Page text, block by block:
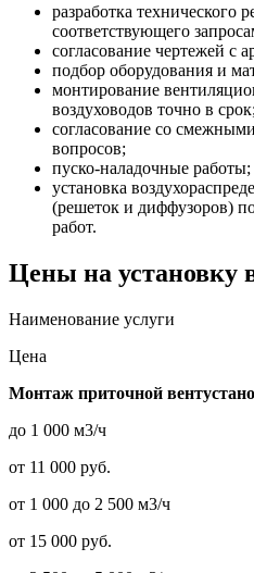
разработка технического
соответствующего
согласование чертежей с
подбор оборудования и
монтирование
воздуховодов точно в срок;
согласование со
вопросов;
пуско-наладочные работы;
установка
(решеток и диффузоров)
работ.
Цены на установку
Наименование услуги
Цена
Монтаж приточной
до 1 000 м3/ч
от 11 000 руб.
от 1 000 до 2 500 м3/ч
от 15 000 руб.